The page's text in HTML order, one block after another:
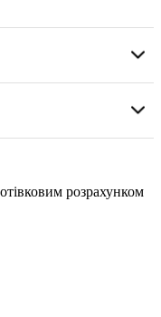
розрахунком